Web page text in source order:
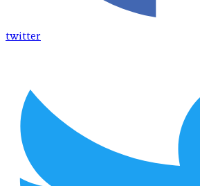
twitter